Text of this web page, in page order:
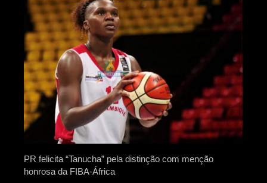
PR felicita “Tanucha” pela distinção com menção
honrosa da FIBA-África